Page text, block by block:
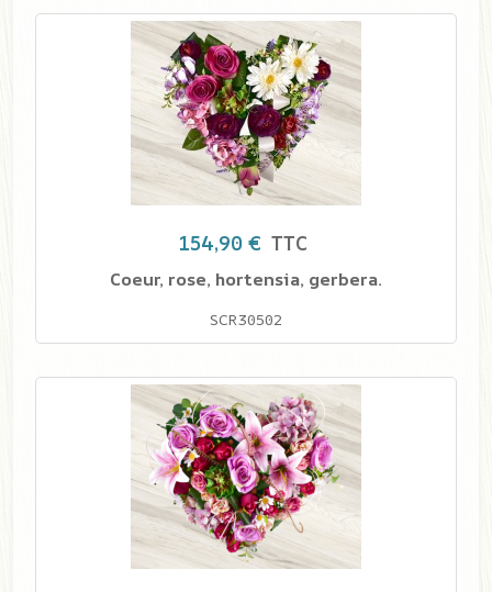
154,90 € TTC
Coeur, rose, hortensia, gerbera.
SCR30502